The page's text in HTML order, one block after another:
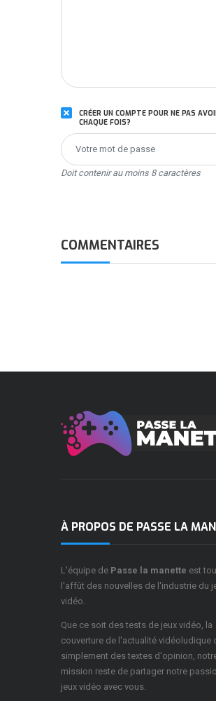
CRÉER UN COMPTE POUR NE PAS
CHAQUE FOIS?
Doit contenir au moins 8 caractères
COMMENTAIRES
À PROPOS DE PASSE LA
L'équipe de Passe la manette est
l'affût des nouvelles de l'industrie du
vidéo.
Que ce soit des tests de jeux vidéo, la
couverture de l'actualité vidéoludique
simplement des textes d'opinion,
mission reste de partager notre
jeux vidéo avec vous.